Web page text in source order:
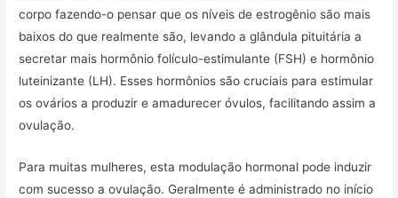
corpo fazendo-o pensar que os níveis de estrogênio são mais
baixos do que realmente são, levando a glândula pituitária a
secretar mais hormônio folículo-estimulante (FSH) e hormônio
luteinizante (LH). Esses hormônios são cruciais para estimular
os ovários a produzir e amadurecer óvulos, facilitando assim a
ovulação.
Para muitas mulheres, esta modulação hormonal pode induzir
com sucesso a ovulação. Geralmente é administrado no início